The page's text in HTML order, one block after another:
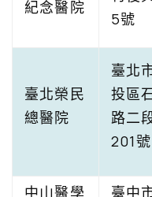
紀念醫院
5號
臺北榮民
總醫院
臺北
投區
路二
201號
中山醫學 臺中